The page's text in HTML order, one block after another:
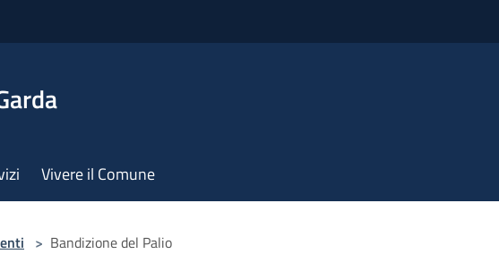
Vivere il Comune
> Bandizione del Palio